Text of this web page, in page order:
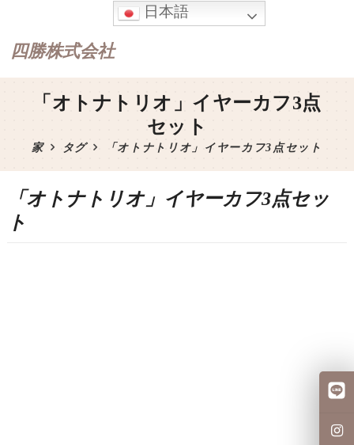
四勝株式会社
「オトナトリオ」イヤーカフ3点
セット
家 タグ 「オトナトリオ」イヤーカフ3点セット
「オトナトリオ」イヤーカフ3点セッ
ト
日本語